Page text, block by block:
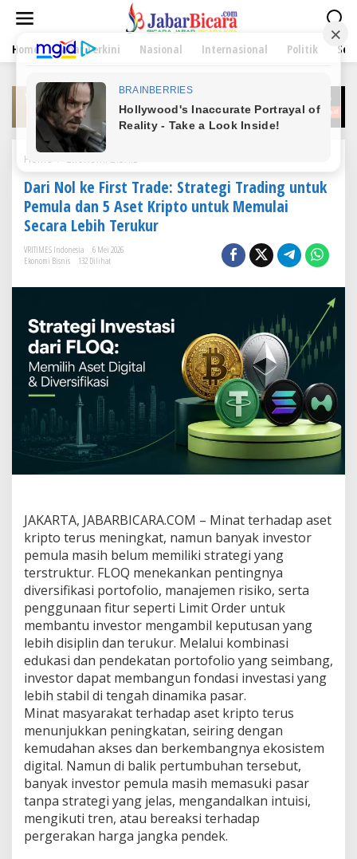
t
Home Jabar Terkini Nasional Internasional Politik
Home Ekonomi Bisnis
a
r
i
N
o
F
s
T
r
d
e
S
r
e
g
i
T
r
a
d
g
u
n
t
u
k
P
e
m
l
a
d
a
n
Dari Nol ke First Trade: Strategi Trading untuk
Pemula dan 5 Aset Kripto untuk Memulai
Secara Lebih Terukur
VRITIMES Indonesia
6 Mei 2026
Ekonomi Bisnis
132 Dilihat
JAKARTA, JABARBICARA.COM – Minat terhadap aset
kripto terus meningkat, namun banyak investor
pemula masih belum memiliki strategi yang
terstruktur. FLOQ menekankan pentingnya
diversifikasi portofolio, manajemen risiko, serta
penggunaan fitur seperti Limit Order untuk
membantu investor mengambil keputusan yang
lebih disiplin dan terukur. Melalui kombinasi
edukasi dan pendekatan portofolio yang seimbang,
investor dapat membangun fondasi investasi yang
lebih stabil di tengah dinamika pasar.
Minat masyarakat terhadap aset kripto terus
menunjukkan peningkatan, seiring dengan
kemudahan akses dan berkembangnya ekosistem
digital. Namun di balik pertumbuhan tersebut,
banyak investor pemula masih memasuki pasar
tanpa strategi yang jelas, mengandalkan intuisi,
mengikuti tren, atau bereaksi terhadap
pergerakan harga jangka pendek.